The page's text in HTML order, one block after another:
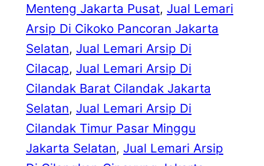
Menteng Jakarta Pusat, Jual Lemari
Arsip Di Cikoko Pancoran Jakarta
Selatan, Jual Lemari Arsip Di
Cilacap, Jual Lemari Arsip Di
Cilandak Barat Cilandak Jakarta
Selatan, Jual Lemari Arsip Di
Cilandak Timur Pasar Minggu
Jakarta Selatan, Jual Lemari Arsip